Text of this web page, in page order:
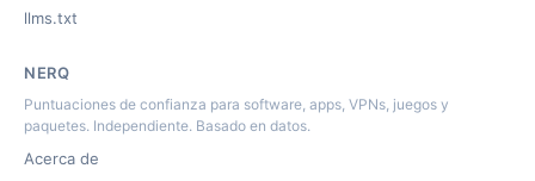
llms.txt
NERQ
Puntuaciones de confianza para software, apps, VPNs, juegos y
paquetes. Independiente. Basado en datos.
Acerca de